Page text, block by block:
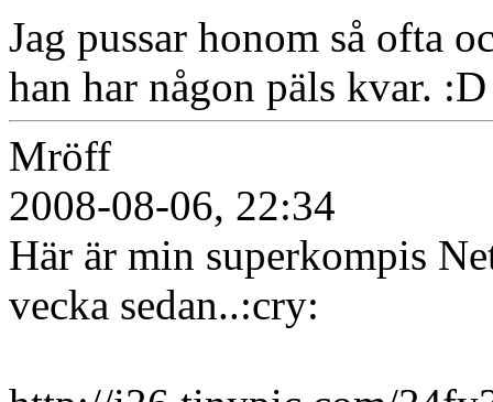
Jag pussar honom så ofta
han har någon päls kvar. :D
Mröff
2008-08-06, 22:34
Här är min superkompis
vecka sedan..:cry: